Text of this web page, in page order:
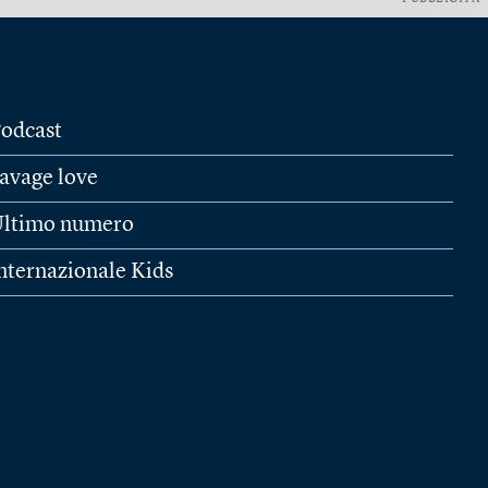
love
numero
Kids